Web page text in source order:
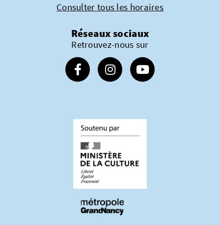
Consulter tous les horaires
Réseaux sociaux
Retrouvez-nous sur
Suivez-nous sur Facebook
Suivez-nous sur Instagram
Suivez-nous sur Youtube